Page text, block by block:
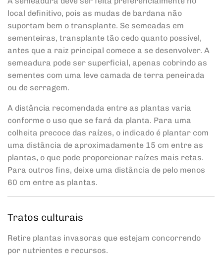
local definitivo, pois as mudas de bardana não
suportam bem o transplante. Se semeadas em
sementeiras, transplante tão cedo quanto possível,
antes que a raiz principal comece a se desenvolver. A
semeadura pode ser superficial, apenas cobrindo as
sementes com uma leve camada de terra peneirada
ou de serragem.
A distância recomendada entre as plantas varia
conforme o uso que se fará da planta. Para uma
colheita precoce das raízes, o indicado é plantar com
uma distância de aproximadamente 15 cm entre as
plantas, o que pode proporcionar raízes mais retas.
Para outros fins, deixe uma distância de pelo menos
60 cm entre as plantas.
Tratos culturais
Retire plantas invasoras que estejam concorrendo
por nutrientes e recursos.